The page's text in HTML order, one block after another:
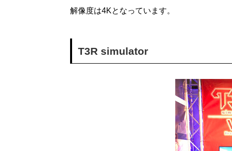
解像度は4Kとなっています。
T3R simulator